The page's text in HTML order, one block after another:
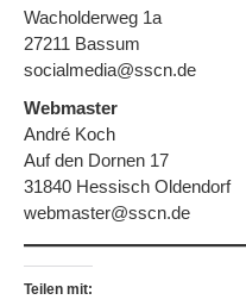
Wacholderweg 1a
27211 Bassum
socialmedia@sscn.de
Webmaster
André Koch
Auf den Dornen 17
31840 Hessisch Oldendorf
webmaster@sscn.de
Teilen mit: